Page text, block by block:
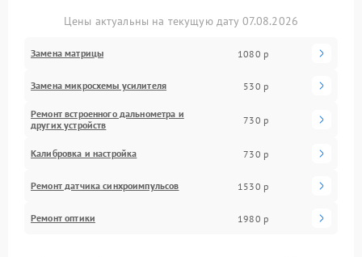
Цены актуальны на текущую дату 07.08.2026
Замена матрицы 1080 р
Замена микросхемы усилителя 530 р
Ремонт встроенного дальнометра и
других устройств
730 р
Калибровка и настройка 730 р
Ремонт датчика синхроимпульсов 1530 р
Ремонт оптики 1980 р